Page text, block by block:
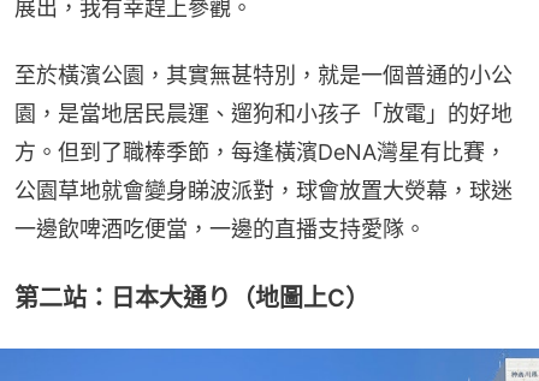
展出，我有幸趕上參觀。
至於橫濱公園，其實無甚特別，就是一個普通的小公
園，是當地居民晨運、遛狗和小孩子「放電」的好地
方。但到了職棒季節，每逢橫濱DeNA灣星有比賽，
公園草地就會變身睇波派對，球會放置大熒幕，球迷
一邊飲啤酒吃便當，一邊的直播支持愛隊。
第二站：日本大通り（地圖上C）